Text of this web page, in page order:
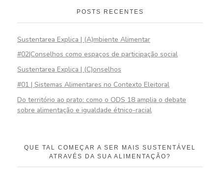
POSTS RECENTES
Sustentarea Explica | (A)mbiente Alimentar
#02|Conselhos como espaços de participação social
Sustentarea Explica | (C)onselhos
#01 | Sistemas Alimentares no Contexto Eleitoral
Do território ao prato: como o ODS 18 amplia o debate
sobre alimentação e igualdade étnico-racial
QUE TAL COMEÇAR A SER MAIS SUSTENTÁVEL
ATRAVÉS DA SUA ALIMENTAÇÃO?